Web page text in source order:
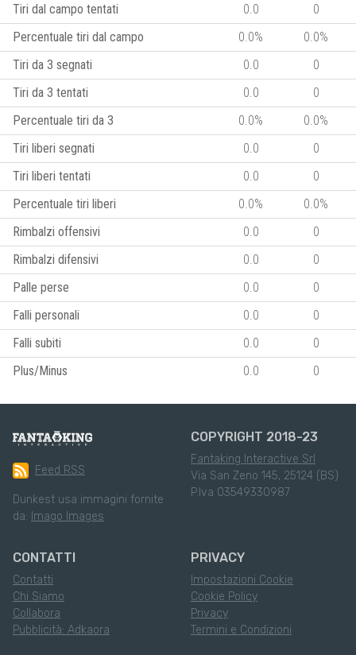
Tiri dal campo tentati
0.0
0
Percentuale tiri dal campo
0.0%
0.0%
Tiri da 3 segnati
0.0
0
Tiri da 3 tentati
0.0
0
Percentuale tiri da 3
0.0%
0.0%
Tiri liberi segnati
0.0
0
Tiri liberi tentati
0.0
0
Percentuale tiri liberi
0.0%
0.0%
Rimbalzi offensivi
0.0
0
Rimbalzi difensivi
0.0
0
Palle perse
0.0
0
Falli personali
0.0
0
Falli subiti
0.0
0
Plus/Minus
0.0 0
Feed RSS
Dunkest usa immagini fornite
da: Imago Images
COPYRIGHT 2018-23
Fantaking Interactive Srl
Via San Zeno 145, 25124 (BS)
P.Iva 03549330987
CONTATTI
Contatti
Chi Siamo
Collabora
Pubblicità: Adkaora
PRIVACY
Impostazioni Cookie
Cookie Policy
Privacy
Termini e Condizioni